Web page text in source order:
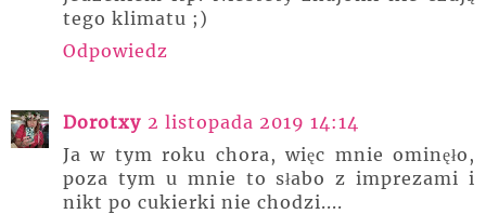
tego klimatu ;)
Odpowiedz
Dorotxy 2 listopada 2019 14:14
Ja w tym roku chora, więc mnie ominęło,
poza tym u mnie to słabo z imprezami i
nikt po cukierki nie chodzi....